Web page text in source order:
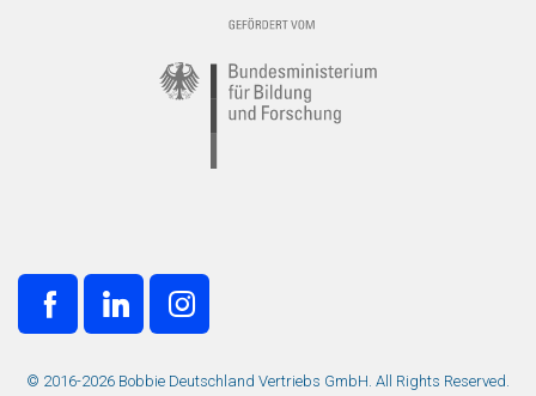
© 2016-2026 Bobbie Deutschland Vertriebs GmbH. All Rights Reserved.